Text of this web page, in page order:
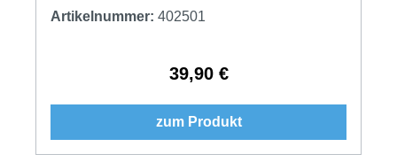
Artikelnummer: 402501
Regulärer Preis:
39,90 €
zum Produkt